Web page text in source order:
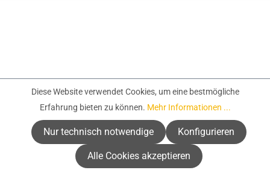
Service-Hotline
Diese Website verwendet Cookies, um eine bestmögliche
Erfahrung bieten zu können. Mehr Informationen ...
Nur technisch notwendige Konfigurieren
Alle Cookies akzeptieren